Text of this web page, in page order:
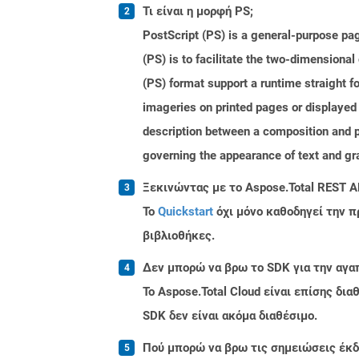
Τι είναι η μορφή PS;
PostScript (PS) is a general-purpose
(PS) is to facilitate the two-
(PS) format support a runtime straight
imageries on printed pages or
description between a composition
governing the appearance of text and
Ξεκινώντας με το Aspose.Total REST
Το Quickstart όχι μόνο καθοδηγεί την
βιβλιοθήκες.
Δεν μπορώ να βρω το SDK για την
Το Aspose.Total Cloud είναι επίσης
SDK δεν είναι ακόμα διαθέσιμο.
Πού μπορώ να βρω τις σημειώσεις